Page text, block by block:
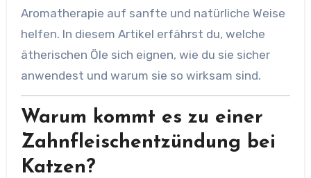
Aromatherapie auf sanfte und natürliche Weise
helfen. In diesem Artikel erfährst du, welche
ätherischen Öle sich eignen, wie du sie sicher
anwendest und warum sie so wirksam sind.
Warum kommt es zu einer
Zahnfleischentzündung bei
Katzen?